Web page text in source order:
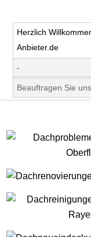
Herzlich
Anbieter.de
-
Beauftragen Sie uns.